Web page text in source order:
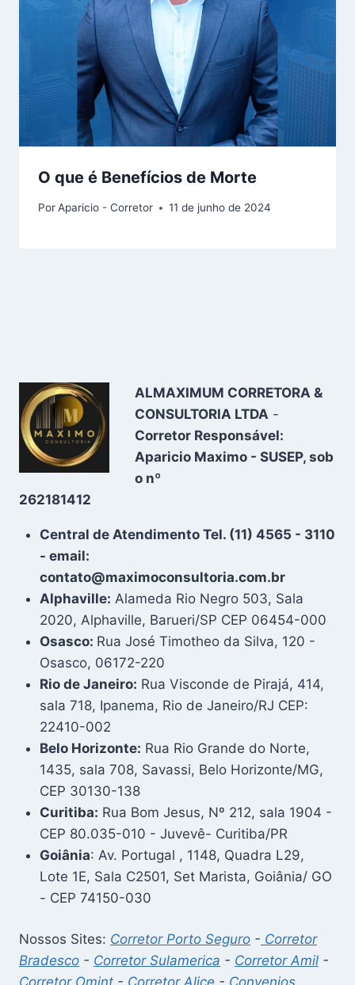
O que é Benefícios de Morte
PorAparicio - Corretor 11 de junho de 2024
ALMAXIMUM CORRETORA &
CONSULTORIA LTDA -
Corretor Responsável:
Aparicio Maximo - SUSEP, sob
o nº
262181412
Central de Atendimento Tel. (11) 4565 - 3110
- email:
contato@maximoconsultoria.com.br
Alphaville: Alameda Rio Negro 503, Sala
2020, Alphaville, Barueri/SP CEP 06454-000
Osasco: Rua José Timotheo da Silva, 120 -
Osasco, 06172-220
Rio de Janeiro: Rua Visconde de Pirajá, 414,
sala 718, Ipanema, Rio de Janeiro/RJ CEP:
22410-002
Belo Horizonte: Rua Rio Grande do Norte,
1435, sala 708, Savassi, Belo Horizonte/MG,
CEP 30130-138
Curitiba: Rua Bom Jesus, Nº 212, sala 1904 -
CEP 80.035-010 - Juvevê- Curitiba/PR
Goiânia: Av. Portugal , 1148, Quadra L29,
Lote 1E, Sala C2501, Set Marista, Goiânia/ GO
- CEP 74150-030
Nossos Sites: Corretor Porto Seguro - Corretor
Bradesco - Corretor Sulamerica - Corretor Amil -